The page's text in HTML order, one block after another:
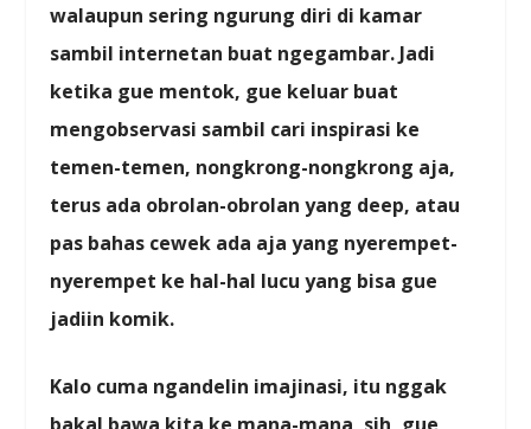
walaupun sering ngurung diri di kamar
sambil internetan buat ngegambar. Jadi
ketika gue mentok, gue keluar buat
mengobservasi sambil cari inspirasi ke
temen-temen, nongkrong-nongkrong aja,
terus ada obrolan-obrolan yang deep, atau
pas bahas cewek ada aja yang nyerempet-
nyerempet ke hal-hal lucu yang bisa gue
jadiin komik.
Kalo cuma ngandelin imajinasi, itu nggak